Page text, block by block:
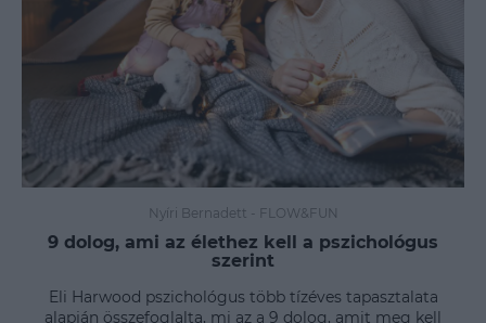
Nyíri Bernadett - FLOW&FUN
9 dolog, ami az élethez kell a pszichológus
szerint
Eli Harwood pszichológus több tízéves tapasztalata
alapján összefoglalta, mi az a 9 dolog, amit meg kell